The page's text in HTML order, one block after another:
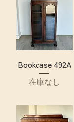
Bookcase 492A
在庫なし